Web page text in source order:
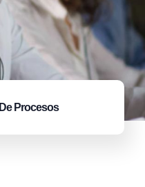
De Procesos